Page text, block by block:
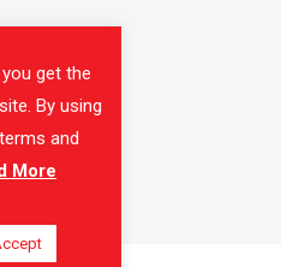
get the
By using
and
More